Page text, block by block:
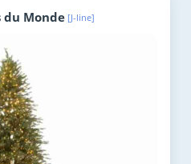
du Monde [J-line]